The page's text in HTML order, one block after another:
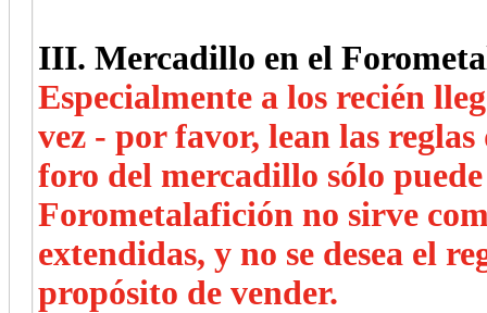
III. Mercadillo en el
Especialmente a los recién
vez - por favor, lean las
foro del mercadillo sólo
Forometalafición no sirve
extendidas, y no se desea el
propósito de vender.